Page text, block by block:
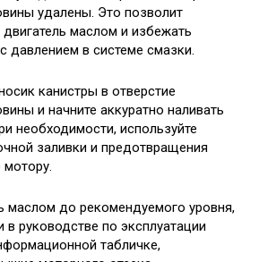
удалены. Это позволит
маслом и избежать
в системе смазки.
канистры в отверстие
и начните аккуратно наливать
необходимости, используйте
заливки и предотвращения
маслом до рекомендуемого уровня,
руководстве по эксплуатации
табличке,